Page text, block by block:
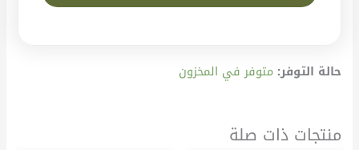
حالة التوفر: متوفر في المخزون
منتجات ذات صلة